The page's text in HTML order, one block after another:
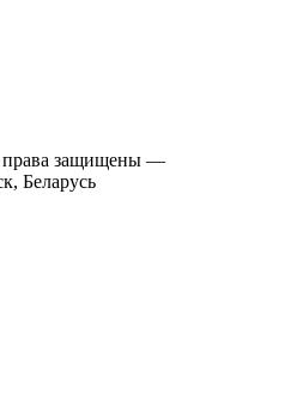
защищены —
Беларусь